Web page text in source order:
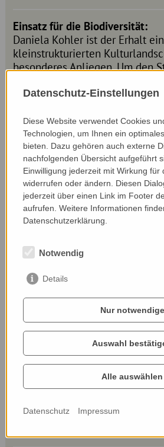
Einsatz für die Biodiversität:
Daniela Kohler ist der Erhalt
kleinstrukturierten
besonderes Anliegen. Um den
erhalten und zu entwickeln,
Teichbiotop angelegt und viele
gepflanzt. Beeren und Obst
hofeigenen Erzeugnissen und
sie ein vielfältiges
und Vögel. Auch durch den
von alten Streuobstbeständen
wertvoller Rückzugsraum für
geschaffen. Zudem werden 3
einer Vielzahl an seltenen
Nominiert von:
Ingrid Loacker,
Datenschutz-Einstellungen
Diese Website verwendet Cookies
Technologien, um Ihnen ein
bieten. Dazu gehören auch externe
nachfolgenden Übersicht aufgeführt
Einwilligung jederzeit mit Wirkung für
widerrufen oder ändern. Diesen
jederzeit über einen Link im Footer
aufrufen. Weitere Informationen
Datenschutzerklärung.
Notwendig
Details
Nur notwendige
Auswahl
Alle auswählen
Datenschutz Impressum